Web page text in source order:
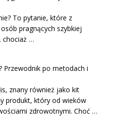
To pytanie, które z
pragnących szybkiej
chociaż …
Przewodnik po metodach i
znany również jako kit
produkt, który od wieków
zdrowotnymi. Choć …